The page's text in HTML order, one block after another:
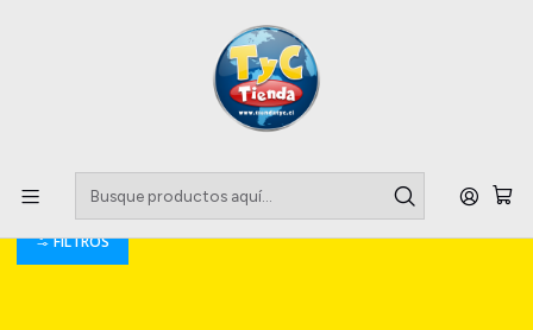
Llegaste a tu Importadora de Fardos !!
Inicio Clothing
Clothing
FILTROS